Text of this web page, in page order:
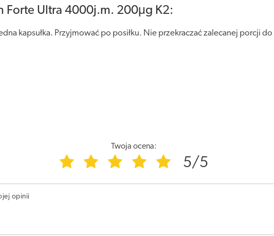
Forte Ultra 4000j.m. 200μg K2:
kapsułka. Przyjmować po posiłku. Nie przekraczać zalecanej porcji
Twoja ocena:
5/5
opinii